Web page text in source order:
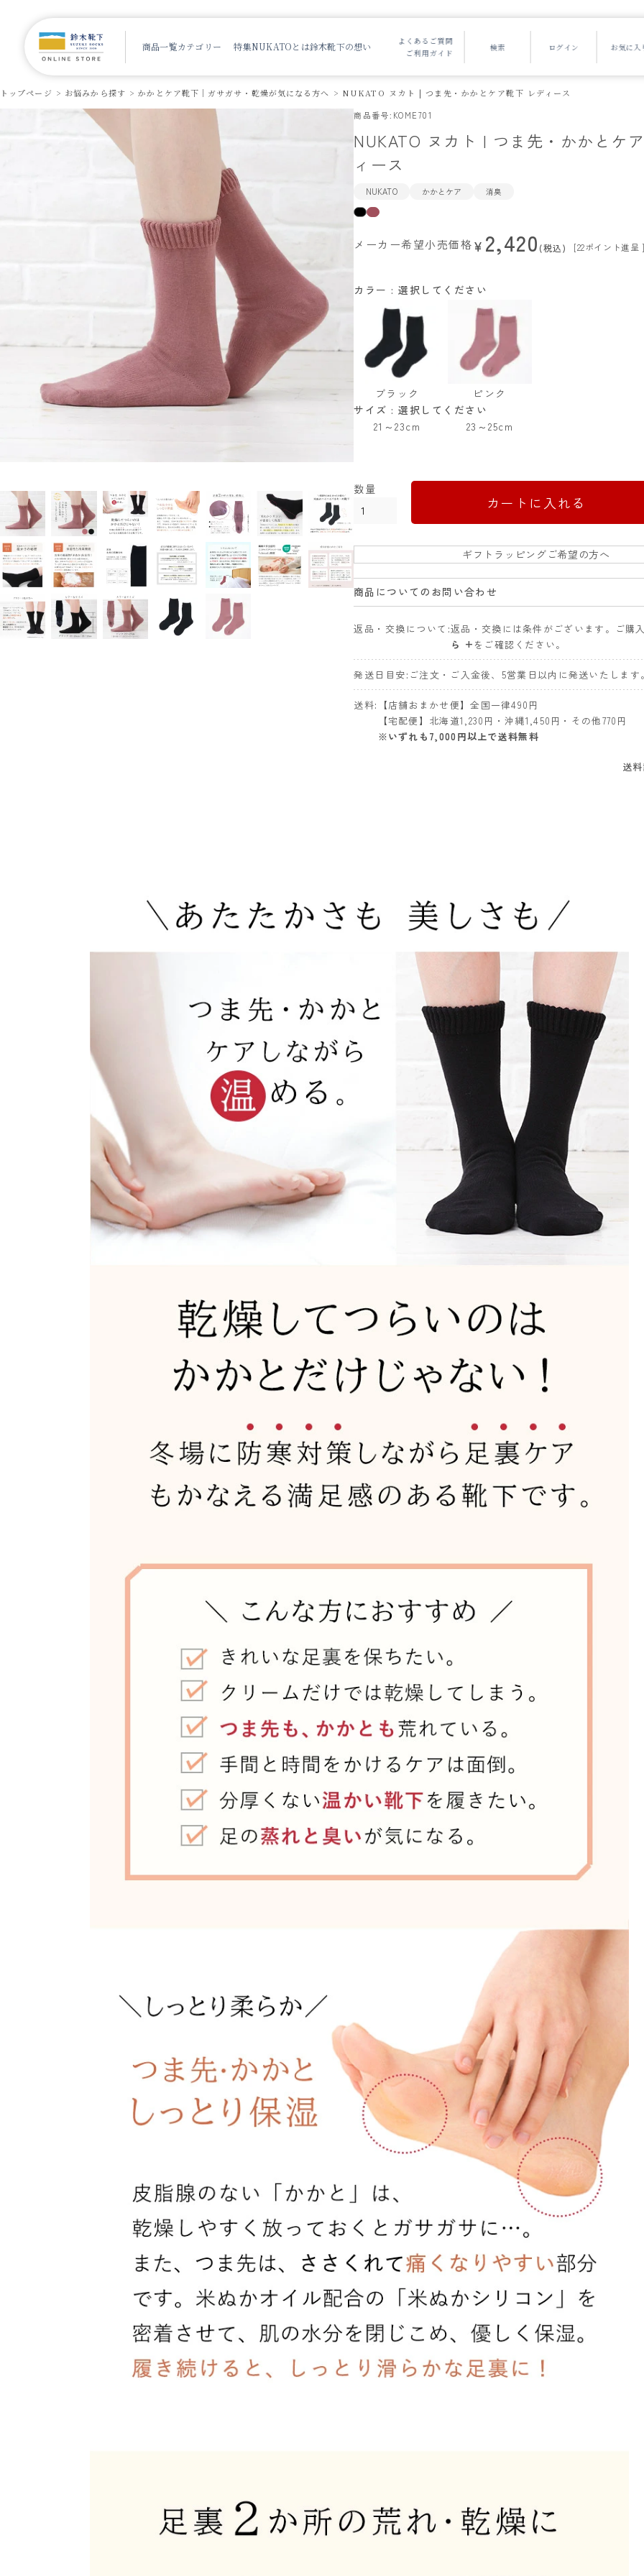
商品一覧カテゴリー 特集NUKATOとは鈴木靴下の想い
よくあるご質問
ご利用ガイド
トップページ お悩みから探す かかとケア靴下｜ガサガサ・乾燥が気になる方へ
NUKATO ヌカト | つま先・かかとケア靴下 レディース
商品番号 KOME701
NUKATO ヌカト | つま先・かかとケ
ィース
NUKATO かかとケア 消臭
メーカー希望小売価格¥ 2,420 税込 [22ポイント進呈 ]
サイズ
選択してください
21～23cm
23～25cm
カラー 選択してください
ブラック ピンク
カートに入れる
ギフトラッピングご希望の方へ
商品についてのお問い合わせ
返品・交換について 返品・交換には条件がございます。ご購入
ら + をご確認ください。
発送日目安 ご注文・ご入金後、5営業日以内に発送いたします。
送料
【店舗おまかせ便】全国一律490円
【宅配便】北海道1,230円・沖縄1,450円・その他770円
※いずれも7,000円以上で送料無料
送